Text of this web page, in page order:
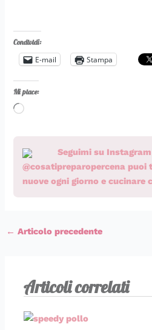
Condividi:
E-mail Stampa
Mi piace:
Caricamento
Seguimi su Instagram
@cosatipreparopercena
nuove ogni giorno e cucinare
← Articolo precedente
Articoli correlati